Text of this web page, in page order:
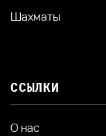
Шахматы
ССЫЛКИ
О нас